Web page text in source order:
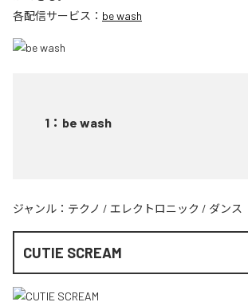
各配信サービス： be wash
1 ： be wash
ジャンル： テクノ / エレクトロニック / ダンス
CUTIE SCREAM